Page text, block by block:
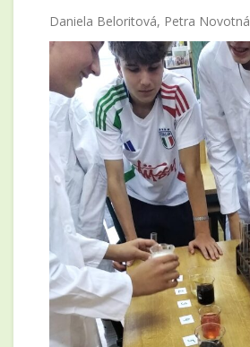
Daniela Beloritová, Petra Novotná